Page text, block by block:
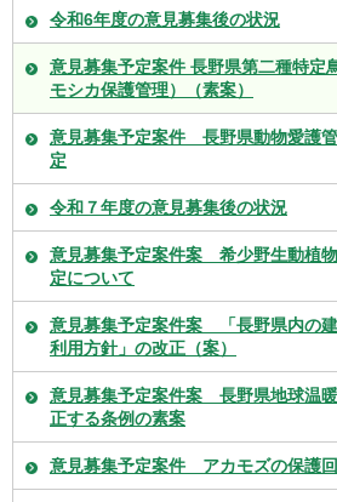
令和6年度の意見募集後の状況
意見募集予定案件 長野県第二種特定
モシカ保護管理）（素案）
意見募集予定案件 長野県動物愛護
定
令和７年度の意見募集後の状況
意見募集予定案件案 希少野生動植
定について
意見募集予定案件案 「長野県内の
利用方針」の改正（案）
意見募集予定案件案 長野県地球温
正する条例の素案
意見募集予定案件 アカモズの保護回